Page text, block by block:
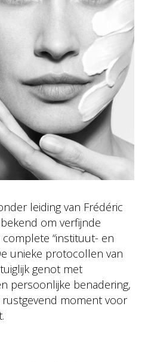
leiding van Frédéric
om verfijnde
“instituut- en
unieke protocollen van
genot met
persoonlijke benadering,
moment voor